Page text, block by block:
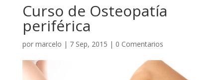
Curso de Osteopatía
periférica
por marcelo | 7 Sep, 2015 | 0 Comentarios